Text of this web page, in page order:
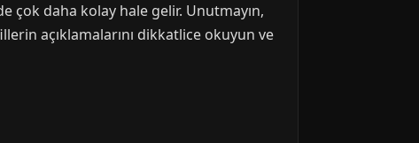
çok daha kolay hale gelir. Unutmayın,
açıklamalarını dikkatlice okuyun ve